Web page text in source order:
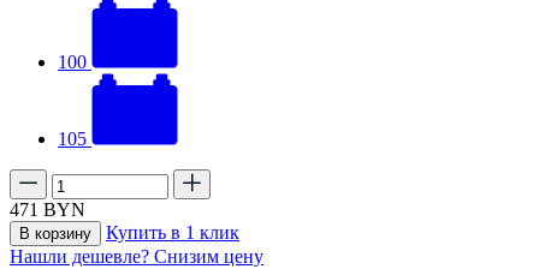
100
105
471 BYN
В корзину
Купить в 1 клик
Нашли дешевле? Снизим цену